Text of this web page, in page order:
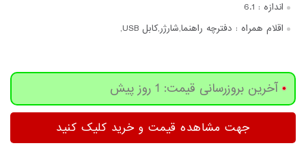
اندازه : 6.1
اقلام همراه : دفترچه‌ راهنما,شارژر,کابل USB,
آخرین بروزرسانی قیمت: 1 روز پیش
جهت مشاهده قیمت و خرید کلیک کنید